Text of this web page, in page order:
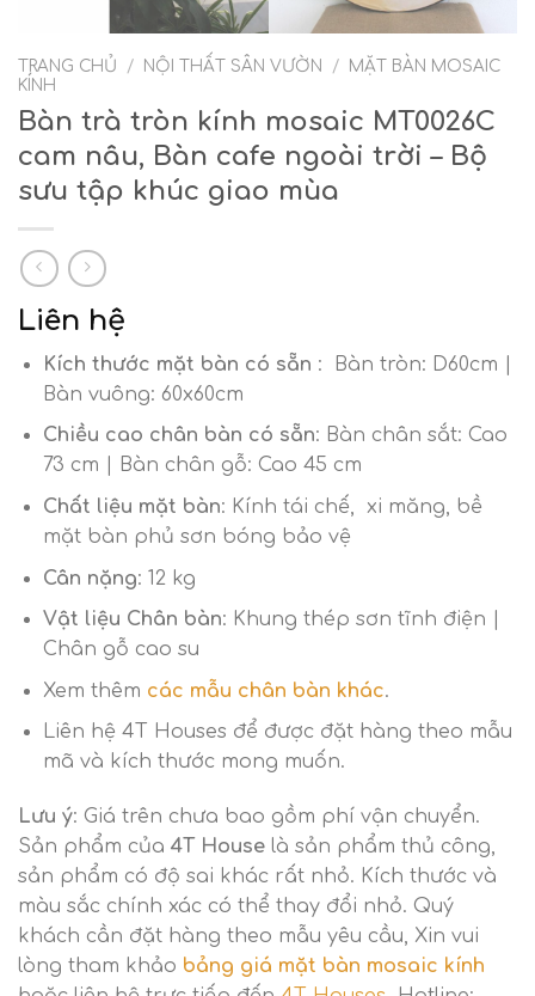
TRANG CHỦ / NỘI THẤT SÂN VƯỜN /
MẶT BÀN MOSAIC
KÍNH
Bàn trà tròn kính mosaic MT0026C
cam nâu, Bàn cafe ngoài trời – Bộ
sưu tập khúc giao mùa
Liên hệ
Kích thước mặt bàn có sẵn : Bàn tròn: D60cm |
Bàn vuông: 60x60cm
Chiều cao chân bàn có sẵn: Bàn chân sắt: Cao
73 cm | Bàn chân gỗ: Cao 45 cm
Chất liệu mặt bàn: Kính tái chế, xi măng, bề
mặt bàn phủ sơn bóng bảo vệ
Cân nặng: 12 kg
Vật liệu Chân bàn: Khung thép sơn tĩnh điện |
Chân gỗ cao su
Xem thêm các mẫu chân bàn khác.
Liên hệ 4T Houses để được đặt hàng theo mẫu
mã và kích thước mong muốn.
Lưu ý: Giá trên chưa bao gồm phí vận chuyển.
Sản phẩm của 4T House là sản phẩm thủ công,
sản phẩm có độ sai khác rất nhỏ. Kích thước và
màu sắc chính xác có thể thay đổi nhỏ. Quý
khách cần đặt hàng theo mẫu yêu cầu, Xin vui
lòng tham khảo bảng giá mặt bàn mosaic kính